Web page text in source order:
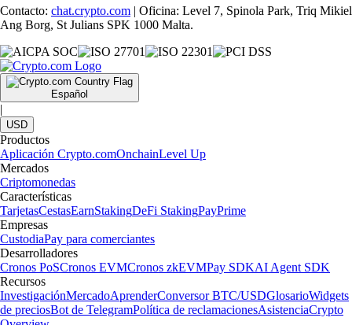
Contacto: chat.crypto.com | Oficina: Level 7, Spinola Park, Triq Mikiel
Ang Borg, St Julians SPK 1000 Malta.
Español
|
USD
Productos
Aplicación Crypto.comOnchainLevel Up
Mercados
Criptomonedas
Características
TarjetasCestasEarnStakingDeFi StakingPayPrime
Empresas
CustodiaPay para comerciantes
Desarrolladores
Cronos PoSCronos EVMCronos zkEVMPay SDKAI Agent SDK
Recursos
InvestigaciónMercadoAprenderConversor BTC/USDGlosarioWidgets
de preciosBot de TelegramPolítica de reclamacionesAsistenciaCrypto